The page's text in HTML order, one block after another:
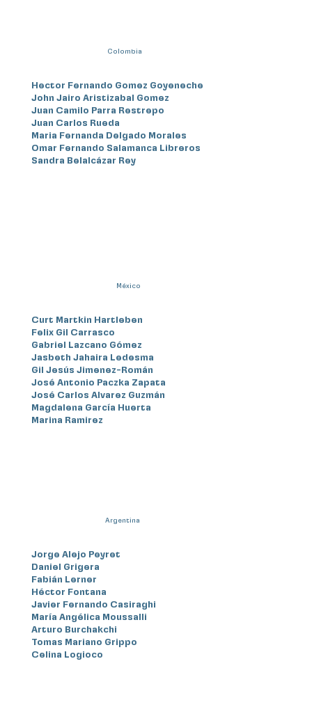
Colombia
Hector Fernando Gomez Goyeneche
John Jairo Aristizabal Gomez
Juan Camilo Parra Restrepo
Juan Carlos Rueda
Maria Fernanda Delgado Morales
Omar Fernando Salamanca Libreros
Sandra Belalcázar Rey
México
Curt Martkin Hartleben
Felix Gil Carrasco
Gabriel Lazcano Gómez
Jasbeth Jahaira Ledesma
Gil Jesús Jimenez-Román
José Antonio Paczka Zapata
José Carlos Alvarez Guzmán
Magdalena García Huerta
Marina Ramirez
Argentina
Jorge Alejo Peyret
Daniel Grigera
Fabián Lerner
Héctor Fontana
Javier Fernando Casiraghi
María Angélica Moussalli
Arturo Burchakchi
Tomas Mariano Grippo
Celina Logioco